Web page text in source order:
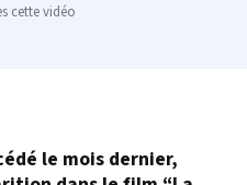
cette vidéo
le mois dernier,